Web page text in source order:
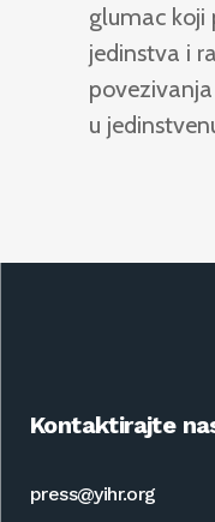
glumac koji
jedinstva i
u
Kontaktirajte
press@yihr.org